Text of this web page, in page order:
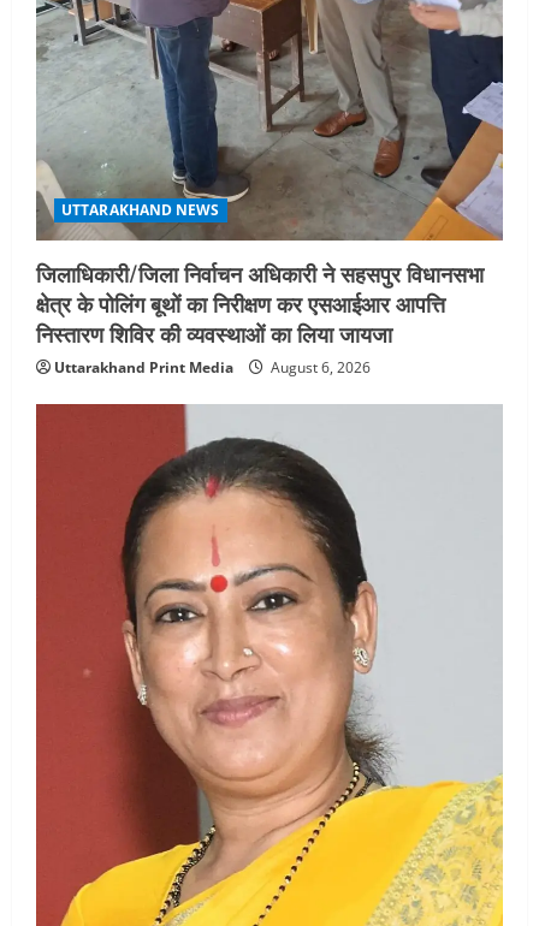
UTTARAKHAND NEWS
जिलाधिकारी/जिला निर्वाचन अधिकारी ने सहसपुर विधानसभा
क्षेत्र के पोलिंग बूथों का निरीक्षण कर एसआईआर आपत्ति
निस्तारण शिविर की व्यवस्थाओं का लिया जायजा
Uttarakhand Print Media August 6, 2026